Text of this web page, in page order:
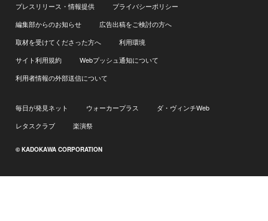
プレスリリース・情報提供
プライバシーポリシー
編集部からのお知らせ
広告出稿をご検討の方へ
取材を受けてくださった方へ
利用環境
サイト利用規約
Webプッシュ通知について
利用者情報の外部送信について
毎日が発見ネット ウォーカープラス
ダ・ヴィンチWeb
レタスクラブ
楽演祭
© KADOKAWA CORPORATION